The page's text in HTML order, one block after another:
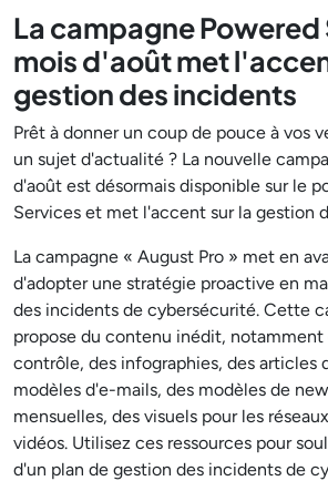
La campagne Powered
mois d'août met
gestion des incidents
Prêt à donner un coup de pouce à vos
un sujet d'actualité ? La nouvelle
d'août est désormais disponible sur le
Services et met l'accent sur la gestion
La campagne « August Pro » met en
d'adopter une stratégie proactive en
des incidents de cybersécurité. Cette
propose du contenu inédit, notamment
contrôle, des infographies, des articles
modèles d'e-mails, des modèles de
mensuelles, des visuels pour les
vidéos. Utilisez ces ressources pour
d'un plan de gestion des incidents de